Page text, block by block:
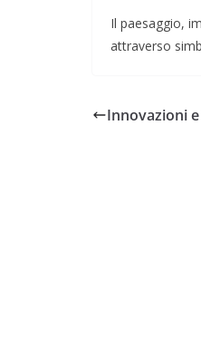
Il paesaggio,
attraverso
Innovazioni